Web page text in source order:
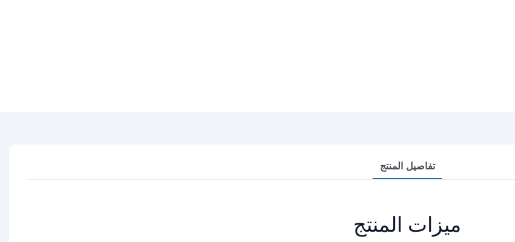
تفاصيل المنتج
ميزات المنتج